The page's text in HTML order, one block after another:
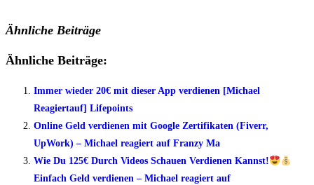
Ähnliche Beiträge
Ähnliche Beiträge:
Immer wieder 20€ mit dieser App verdienen [Michael
Reagiertauf] Lifepoints
Online Geld verdienen mit Google Zertifikaten (Fiverr,
UpWork) – Michael reagiert auf Franzy Ma
Wie Du 125€ Durch Videos Schauen Verdienen Kannst!
Einfach Geld verdienen – Michael reagiert auf